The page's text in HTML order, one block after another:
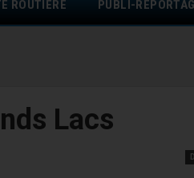
ROUTIÈRE PUBLI-
Lacs